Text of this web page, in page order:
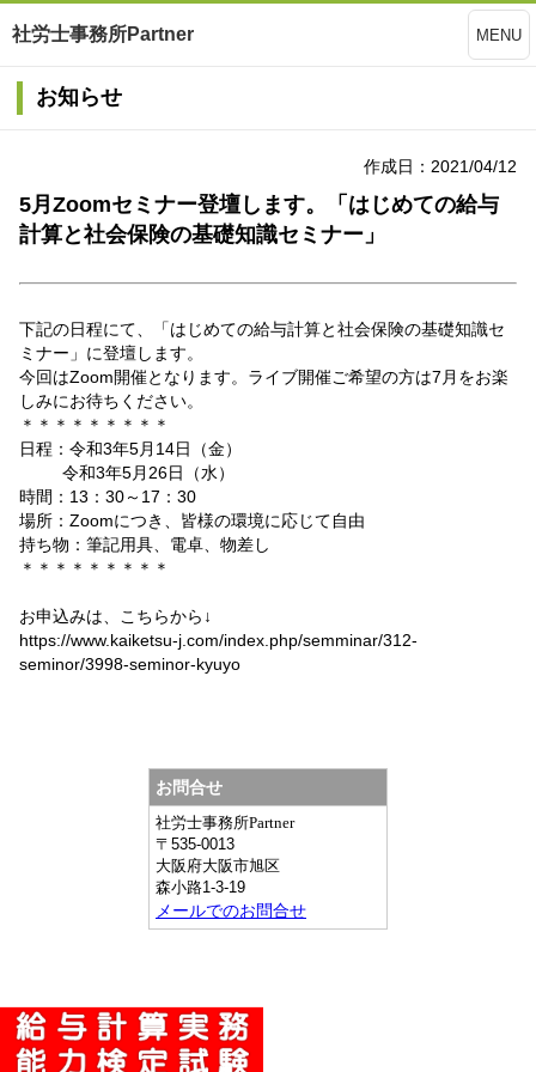
社労士事務所Partner MENU
お知らせ
作成日：2021/04/12
5月Zoomセミナー登壇します。「はじめての給与
計算と社会保険の基礎知識セミナー」
下記の日程にて、「はじめての給与計算と社会保険の基礎知識セ
ミナー」に登壇します。
今回はZoom開催となります。ライブ開催ご希望の方は7月をお楽
しみにお待ちください。
＊＊＊＊＊＊＊＊＊
日程：令和3年5月14日（金）
令和3年5月26日（水）
時間：13：30～17：30
場所：Zoomにつき、皆様の環境に応じて自由
持ち物：筆記用具、電卓、物差し
＊＊＊＊＊＊＊＊＊
お申込みは、こちらから↓
https://www.kaiketsu-j.com/index.php/semminar/312-
seminor/3998-seminor-kyuyo
お問合せ
社労士事務所Partner
〒 535-0013
大阪府大阪市旭区
森小路1-3-19
メールでのお問合せ